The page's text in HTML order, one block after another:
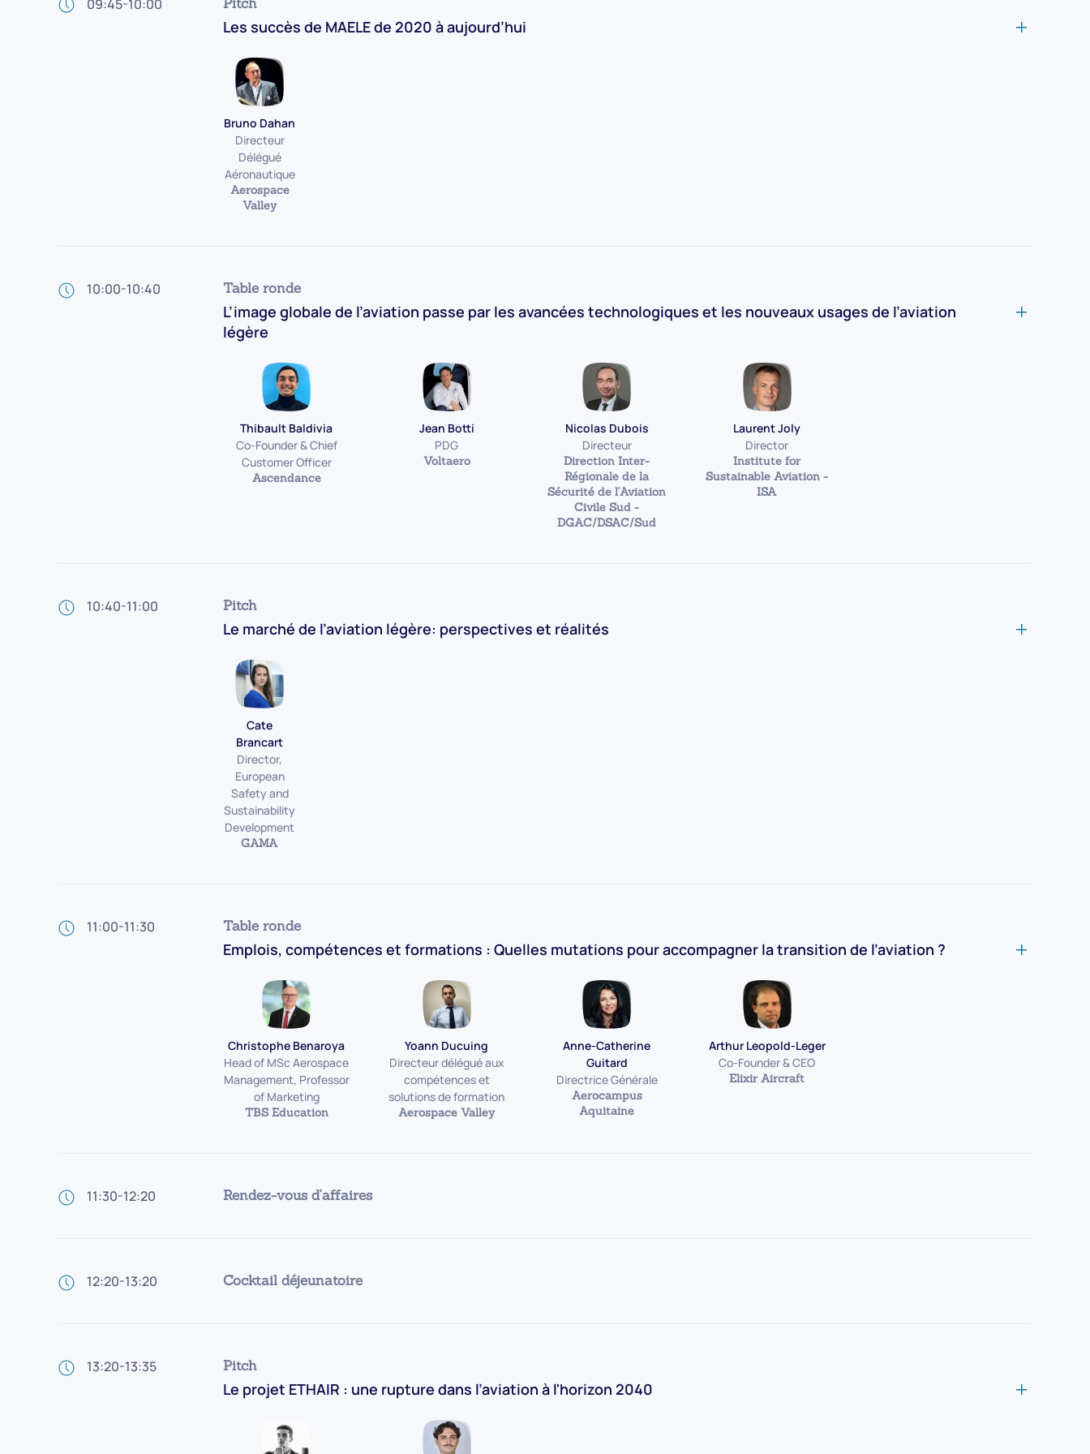
09:45-10:00
Les succès de MAELE de 2020 à aujourd’hui
Bruno Dahan
Directeur
Délégué
Aéronautique
Aerospace
Valley
10:00-10:40 Table ronde
L’image globale de l’aviation passe par les avancées technologiques et les nouveaux usages de l’aviation
légère
Thibault Baldivia
Co-Founder & Chief
Customer Officer
Ascendance
Jean Botti
PDG
Voltaero
Nicolas Dubois
Directeur
Direction Inter-
Régionale de la
Sécurité de l'Aviation
Civile Sud -
DGAC/DSAC/Sud
Laurent Joly
Director
Institute for
Sustainable Aviation -
ISA
10:40-11:00 Pitch
Le marché de l’aviation légère: perspectives et réalités
Cate
Brancart
Director,
European
Safety and
Sustainability
Development
GAMA
11:00-11:30 Table ronde
Emplois, compétences et formations : Quelles mutations pour accompagner la transition de l’aviation ?
Christophe Benaroya
Head of MSc Aerospace
Management, Professor
of Marketing
TBS Education
Yoann Ducuing
Directeur délégué aux
compétences et
solutions de formation
Aerospace Valley
Anne-Catherine
Guitard
Directrice Générale
Aerocampus
Aquitaine
Arthur Leopold-Leger
Co-Founder & CEO
Elixir Aircraft
11:30-12:20 Rendez-vous d'affaires
12:20-13:20 Cocktail déjeunatoire
13:20-13:35 Pitch
Le projet ETHAIR : une rupture dans l’aviation à l'horizon 2040